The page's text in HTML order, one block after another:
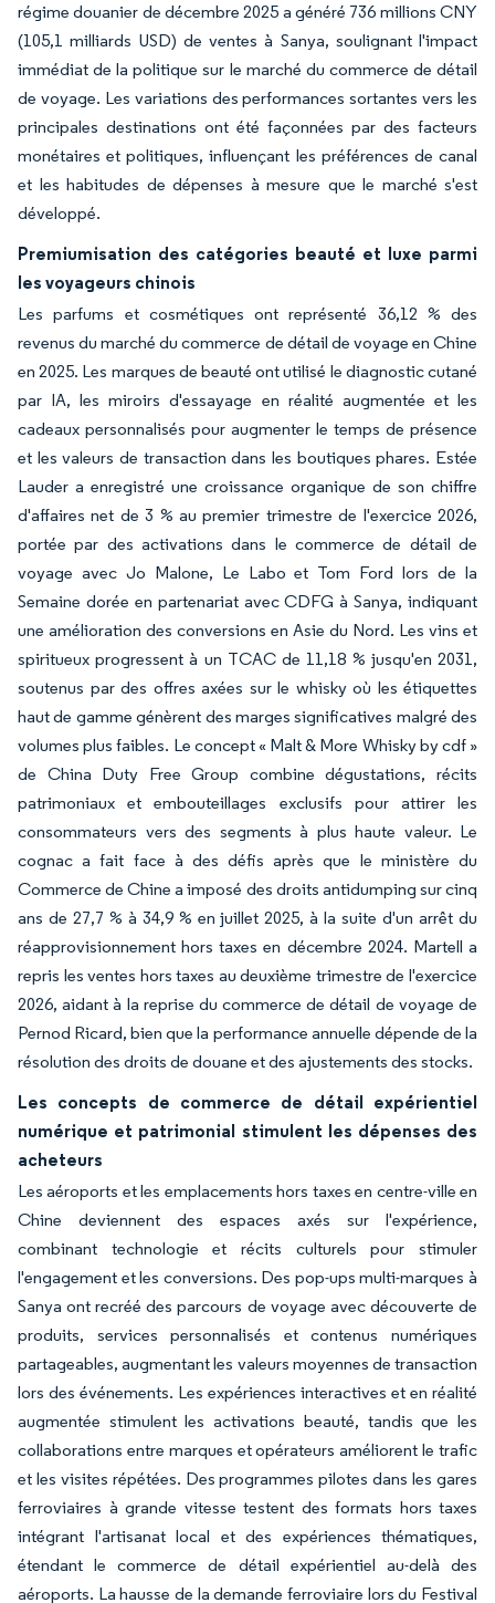
régime douanier de décembre 2025 a généré 736 millions CNY
(105,1 milliards USD) de ventes à Sanya, soulignant l'impact
immédiat de la politique sur le marché du commerce de détail
de voyage. Les variations des performances sortantes vers les
principales destinations ont été façonnées par des facteurs
monétaires et politiques, influençant les préférences de canal
et les habitudes de dépenses à mesure que le marché s'est
développé.
Premiumisation des catégories beauté et luxe parmi
les voyageurs chinois
Les parfums et cosmétiques ont représenté 36,12 % des
revenus du marché du commerce de détail de voyage en Chine
en 2025. Les marques de beauté ont utilisé le diagnostic cutané
par IA, les miroirs d'essayage en réalité augmentée et les
cadeaux personnalisés pour augmenter le temps de présence
et les valeurs de transaction dans les boutiques phares. Estée
Lauder a enregistré une croissance organique de son chiffre
d'affaires net de 3 % au premier trimestre de l'exercice 2026,
portée par des activations dans le commerce de détail de
voyage avec Jo Malone, Le Labo et Tom Ford lors de la
Semaine dorée en partenariat avec CDFG à Sanya, indiquant
une amélioration des conversions en Asie du Nord. Les vins et
spiritueux progressent à un TCAC de 11,18 % jusqu'en 2031,
soutenus par des offres axées sur le whisky où les étiquettes
haut de gamme génèrent des marges significatives malgré des
volumes plus faibles. Le concept « Malt & More Whisky by cdf »
de China Duty Free Group combine dégustations, récits
patrimoniaux et embouteillages exclusifs pour attirer les
consommateurs vers des segments à plus haute valeur. Le
cognac a fait face à des défis après que le ministère du
Commerce de Chine a imposé des droits antidumping sur cinq
ans de 27,7 % à 34,9 % en juillet 2025, à la suite d'un arrêt du
réapprovisionnement hors taxes en décembre 2024. Martell a
repris les ventes hors taxes au deuxième trimestre de l'exercice
2026, aidant à la reprise du commerce de détail de voyage de
Pernod Ricard, bien que la performance annuelle dépende de la
résolution des droits de douane et des ajustements des stocks.
Les concepts de commerce de détail expérientiel
numérique et patrimonial stimulent les dépenses des
acheteurs
Les aéroports et les emplacements hors taxes en centre-ville en
Chine deviennent des espaces axés sur l'expérience,
combinant technologie et récits culturels pour stimuler
l'engagement et les conversions. Des pop-ups multi-marques à
Sanya ont recréé des parcours de voyage avec découverte de
produits, services personnalisés et contenus numériques
partageables, augmentant les valeurs moyennes de transaction
lors des événements. Les expériences interactives et en réalité
augmentée stimulent les activations beauté, tandis que les
collaborations entre marques et opérateurs améliorent le trafic
et les visites répétées. Des programmes pilotes dans les gares
ferroviaires à grande vitesse testent des formats hors taxes
intégrant l'artisanat local et des expériences thématiques,
étendant le commerce de détail expérientiel au-delà des
aéroports. La hausse de la demande ferroviaire lors du Festival